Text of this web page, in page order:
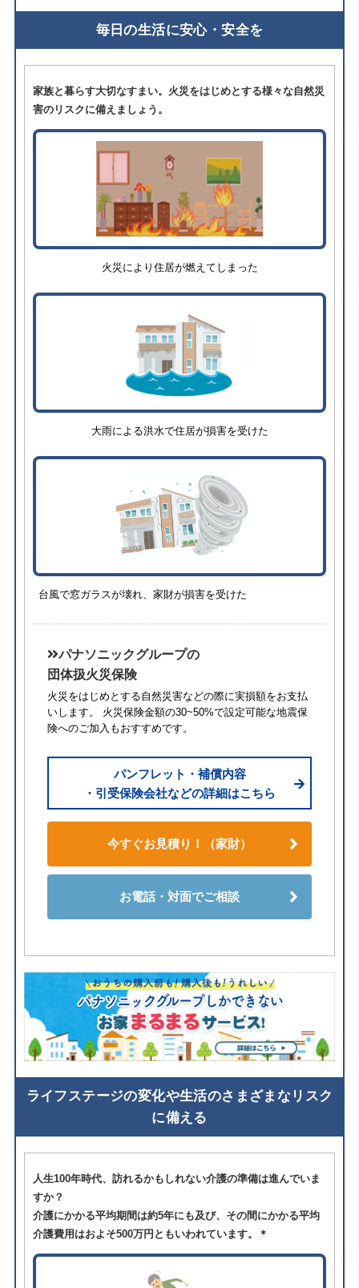
毎日の生活に安心・安全を
家族と暮らす大切なすまい。火災をはじめとする様々な自然災
害のリスクに備えましょう。
火災により住居が燃えてしまった
大雨による洪水で住居が損害を受けた
台風で窓ガラスが壊れ、家財が損害を受けた
パナソニックグループの
団体扱火災保険
火災をはじめとする自然災害などの際に実損額をお支払
いします。 火災保険金額の30~50%で設定可能な地震保
険へのご加入もおすすめです。
パンフレット・補償内容
・引受保険会社などの詳細はこちら
今すぐお見積り！（家財）
お電話・対面でご相談
ライフステージの変化や生活のさまざまなリスク
に備える
人生100年時代、訪れるかもしれない介護の準備は進んでいま
すか？
介護にかかる平均期間は約5年にも及び、その間にかかる平均
介護費用はおよそ500万円ともいわれています。＊